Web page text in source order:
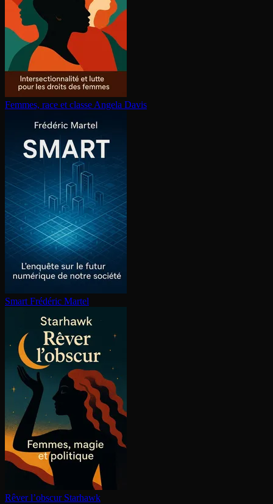
Femmes, race et classe Angela Davis
Smart Frédéric Martel
Rêver l’obscur Starhawk